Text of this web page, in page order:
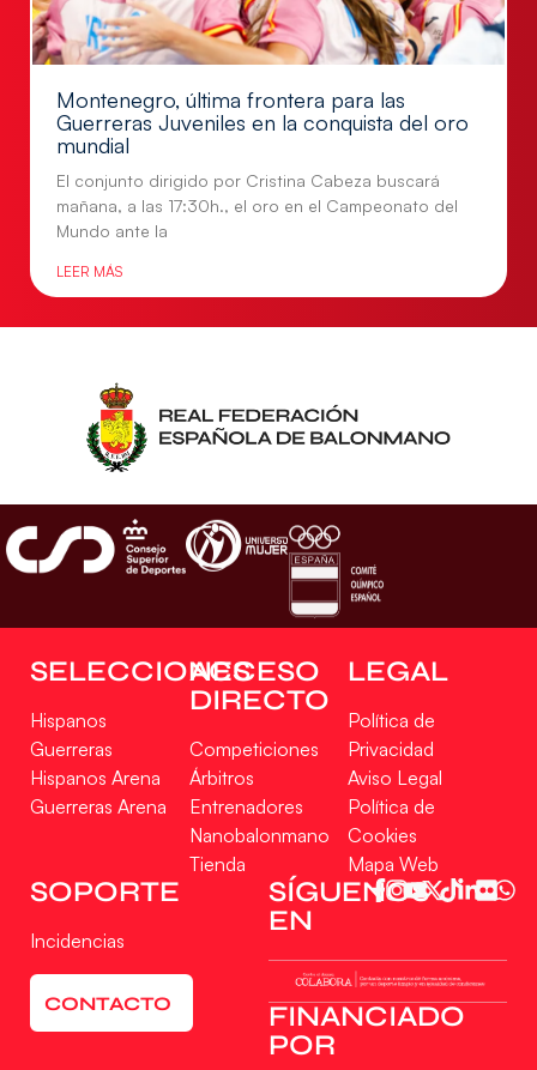
Montenegro, última frontera para las
Guerreras Juveniles en la conquista del oro
mundial
El conjunto dirigido por Cristina Cabeza buscará
mañana, a las 17:30h., el oro en el Campeonato del
Mundo ante la
LEER MÁS
SELECCIONES
Hispanos
Guerreras
Hispanos Arena
Guerreras Arena
ACCESO
DIRECTO
Competiciones
Árbitros
Entrenadores
Nanobalonmano
Tienda
LEGAL
Política de
Privacidad
Aviso Legal
Política de
Cookies
Mapa Web
SOPORTE
Incidencias
CONTACTO
SÍGUENOS
EN
FINANCIADO
POR